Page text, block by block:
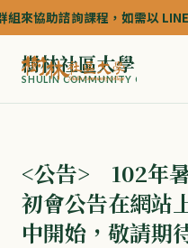
來協助諮詢課程，如需以
樹林社區大學
SHULIN COMMUNITY COLLEGE
<公告> 102年
初會公告在網站
中開始，敬請期